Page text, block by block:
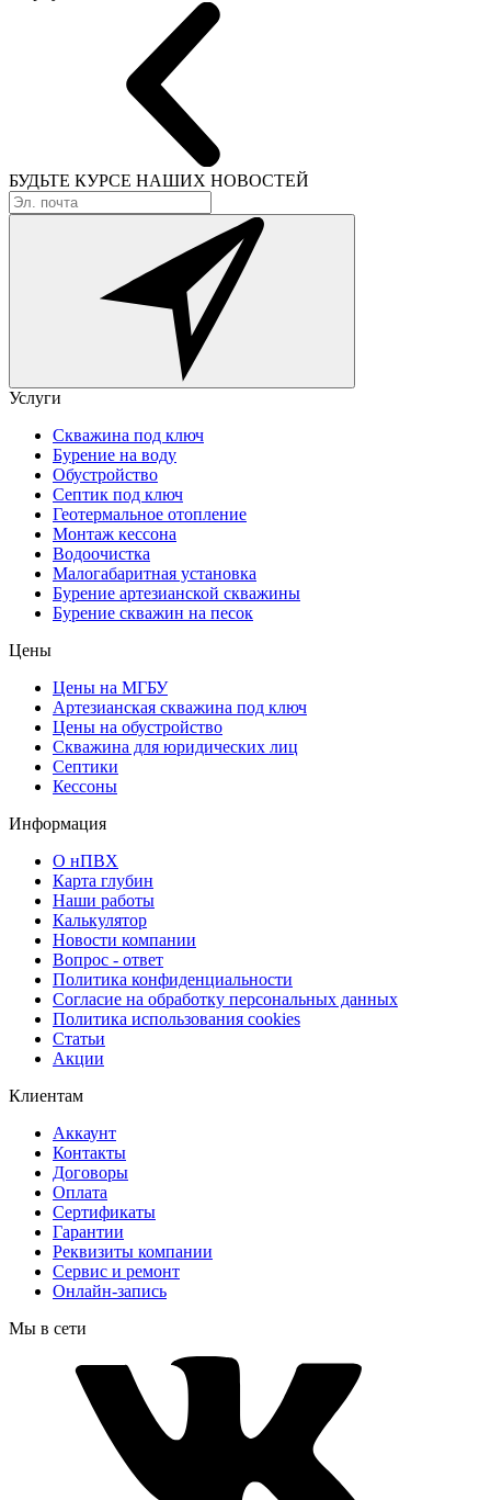
БУДЬТЕ КУРСЕ НАШИХ НОВОСТЕЙ
Услуги
Скважина под ключ
Бурение на воду
Обустройство
Септик под ключ
Геотермальное отопление
Монтаж кессона
Водоочистка
Малогабаритная установка
Бурение артезианской скважины
Бурение скважин на песок
Цены
Цены на МГБУ
Артезианская скважина под ключ
Цены на обустройство
Скважина для юридических лиц
Септики
Кессоны
Информация
О нПВХ
Карта глубин
Наши работы
Калькулятор
Новости компании
Вопрос - ответ
Политика конфиденциальности
Согласие на обработку персональных данных
Политика использования cookies
Статьи
Акции
Клиентам
Аккаунт
Контакты
Договоры
Оплата
Сертификаты
Гарантии
Реквизиты компании
Сервис и ремонт
Онлайн-запись
Мы в сети